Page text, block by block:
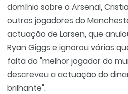
domínio sobre o Arsenal,
outros jogadores do
actuação de Larsen, que
Ryan Giggs e ignorou várias
falta do "melhor jogador do
descreveu a actuação do
brilhante".